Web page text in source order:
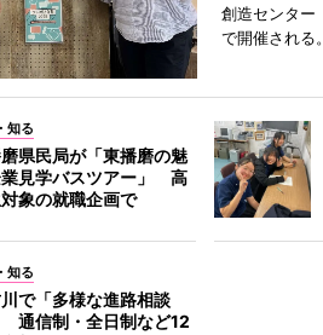
創造センター
で開催される。
知る
県民局が「東播磨の魅
業見学バスツアー」 高
象の就職企画で
知る
で「多様な進路相談
通信制・全日制など12